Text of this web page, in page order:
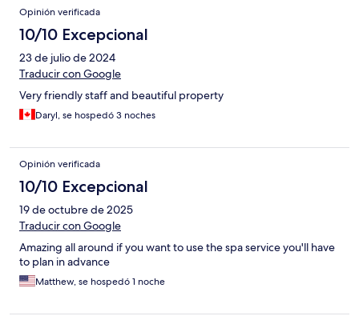
Opinión verificada
10/10 Excepcional
23 de julio de 2024
Traducir con Google
Very friendly staff and beautiful property
Daryl, se hospedó 3 noches
Opinión verificada
10/10 Excepcional
19 de octubre de 2025
Traducir con Google
Amazing all around if you want to use the spa service you'll have
to plan in advance
Matthew, se hospedó 1 noche